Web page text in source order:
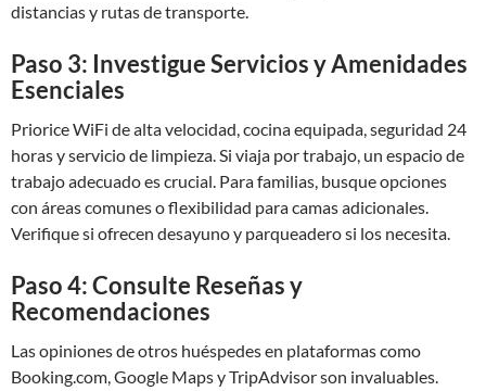
distancias y rutas de transporte.
Paso 3: Investigue Servicios y Amenidades
Esenciales
Priorice WiFi de alta velocidad, cocina equipada, seguridad 24
horas y servicio de limpieza. Si viaja por trabajo, un espacio de
trabajo adecuado es crucial. Para familias, busque opciones
con áreas comunes o flexibilidad para camas adicionales.
Verifique si ofrecen desayuno y parqueadero si los necesita.
Paso 4: Consulte Reseñas y
Recomendaciones
Las opiniones de otros huéspedes en plataformas como
Booking.com, Google Maps y TripAdvisor son invaluables.